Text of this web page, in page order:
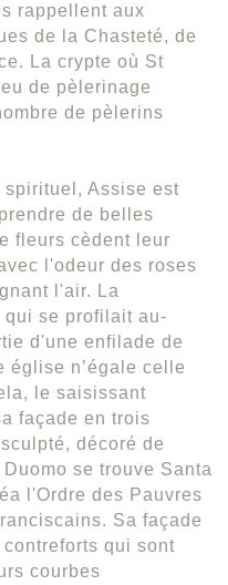
rappellent aux
de la Chasteté, de
La crypte où St
de pèlerinage
de pèlerins
Assise est
de belles
fleurs cèdent leur
l'odeur des roses
l'air. La
qui se profilait au-
d'une enfilade de
église n’égale celle
le saisissant
façade en trois
décoré de
se trouve Santa
l'Ordre des Pauvres
Sa façade
qui sont
courbes